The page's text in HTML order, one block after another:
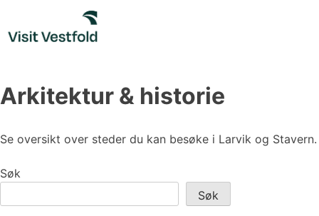
content
Arkitektur & historie
Se oversikt over steder du kan besøke i Larvik og Stavern.
Søk
Søk